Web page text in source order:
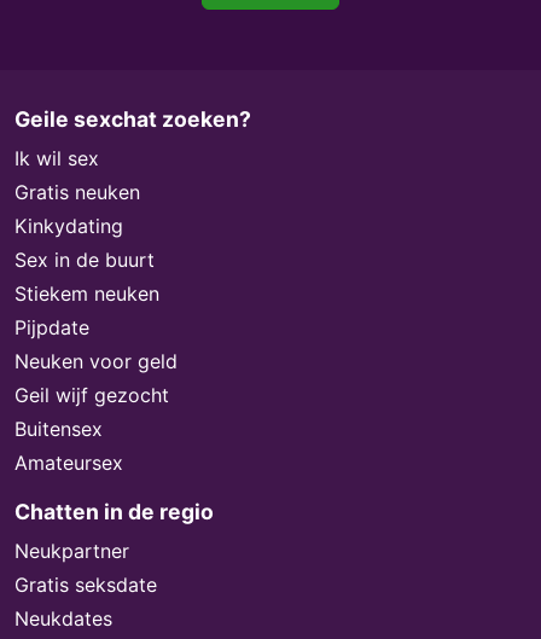
Geile sexchat zoeken?
Ik wil sex
Gratis neuken
Kinkydating
Sex in de buurt
Stiekem neuken
Pijpdate
Neuken voor geld
Geil wijf gezocht
Buitensex
Amateursex
Chatten in de regio
Neukpartner
Gratis seksdate
Neukdates